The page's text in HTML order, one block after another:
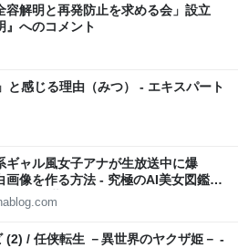
容解明と再発防止を求める会」設立
』へのコメント
と感じる理由（みつ） - エキスパート
ギャル風女子アナが生放送中に爆
画像を作る方法 - 究極のAI美女図鑑
画像の世界
(2) / 任侠転生 －異世界のヤクザ姫－ -